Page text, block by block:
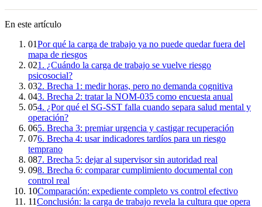
En este artículo
01Por qué la carga de trabajo ya no puede quedar fuera del
mapa de riesgos
021. ¿Cuándo la carga de trabajo se vuelve riesgo
psicosocial?
032. Brecha 1: medir horas, pero no demanda cognitiva
043. Brecha 2: tratar la NOM-035 como encuesta anual
054. ¿Por qué el SG-SST falla cuando separa salud mental y
operación?
065. Brecha 3: premiar urgencia y castigar recuperación
076. Brecha 4: usar indicadores tardíos para un riesgo
temprano
087. Brecha 5: dejar al supervisor sin autoridad real
098. Brecha 6: comparar cumplimiento documental con
control real
10Comparación: expediente completo vs control efectivo
11Conclusión: la carga de trabajo revela la cultura que opera